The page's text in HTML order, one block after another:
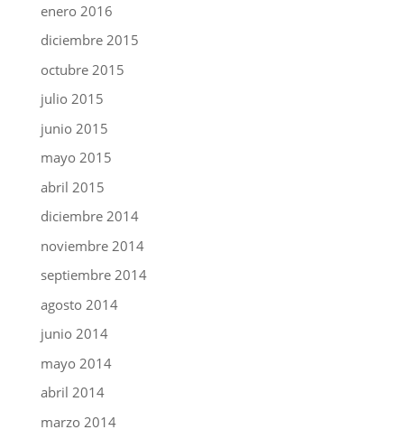
enero 2016
diciembre 2015
octubre 2015
julio 2015
junio 2015
mayo 2015
abril 2015
diciembre 2014
noviembre 2014
septiembre 2014
agosto 2014
junio 2014
mayo 2014
abril 2014
marzo 2014